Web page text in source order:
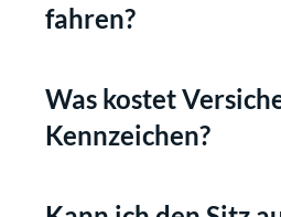
fahren?
Was kostet
Kennzeichen?